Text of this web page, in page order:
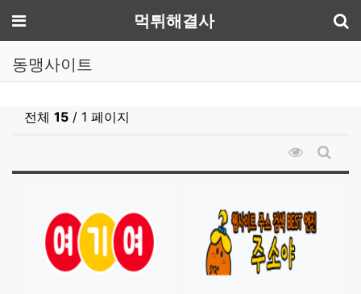
메뉴 먹튀해결사
동맹사이트
전체 15 / 1 페이지
조회순 정
게시